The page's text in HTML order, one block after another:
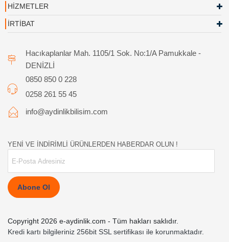
HİZMETLER
İRTİBAT
Hacıkaplanlar Mah. 1105/1 Sok. No:1/A Pamukkale -
DENİZLİ
0850 850 0 228
0258 261 55 45
info@aydinlikbilisim.com
YENİ VE İNDİRİMLİ ÜRÜNLERDEN HABERDAR OLUN !
Abone Ol
Copyright 2026 e-aydinlik.com - Tüm hakları saklıdır.
Kredi kartı bilgileriniz 256bit SSL sertifikası ile korunmaktadır.